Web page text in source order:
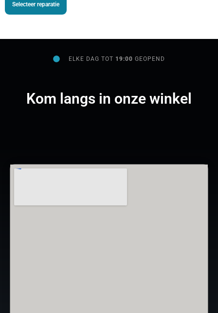
Selecteer reparatie
ELKE DAG TOT 19:00GEOPEND
Kom langs in onze winkel